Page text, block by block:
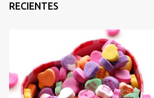
RECIENTES